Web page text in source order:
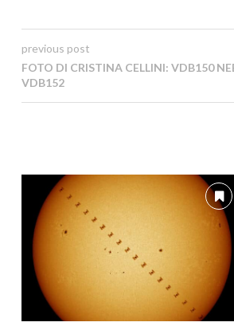
previous post
FOTO DI CRISTINA CELLINI: VDB150
VDB152